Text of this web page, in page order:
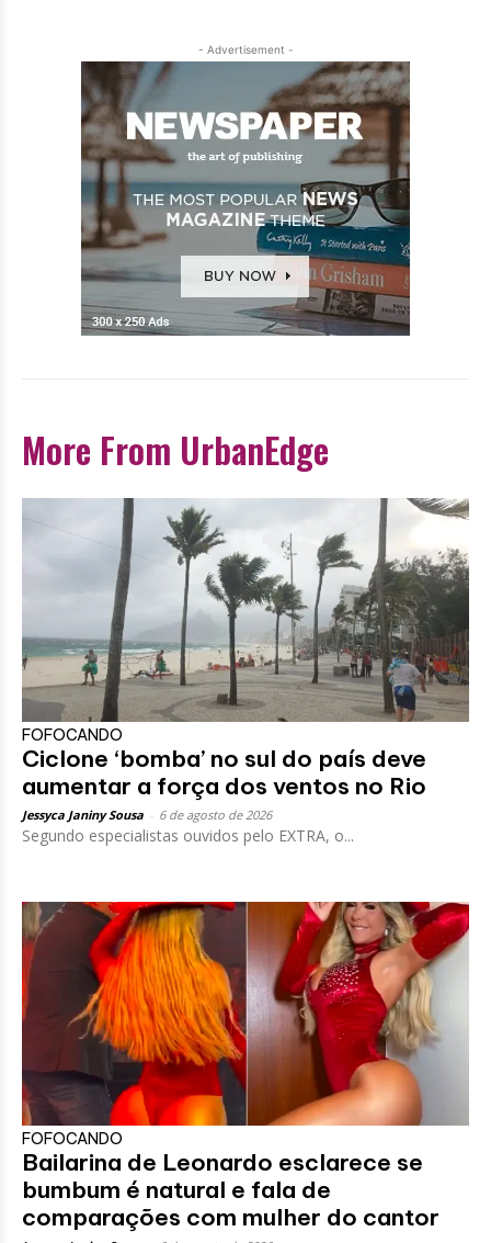
- Advertisement -
More From UrbanEdge
FOFOCANDO
Ciclone ‘bomba’ no sul do país deve
aumentar a força dos ventos no Rio
Jessyca Janiny Sousa 6 de agosto de 2026
Segundo especialistas ouvidos pelo EXTRA, o...
FOFOCANDO
Bailarina de Leonardo esclarece se
bumbum é natural e fala de
comparações com mulher do cantor